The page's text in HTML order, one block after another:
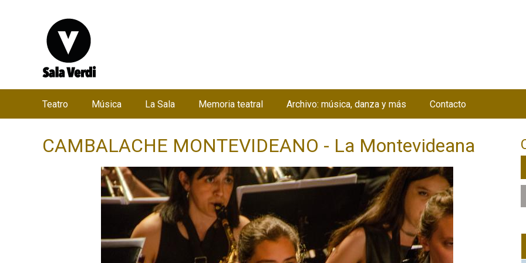
CAMBALACHE MONTEVIDEANO - La Montevideana
n
Teatro Música La Sala Memoria teatral Archivo: música, danza y más Contacto